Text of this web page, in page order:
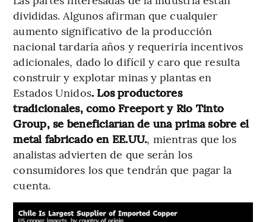
divididas. Algunos afirman que cualquier
aumento significativo de la producción
nacional tardaría años y requeriría incentivos
adicionales, dado lo difícil y caro que resulta
construir y explotar minas y plantas en
Estados Unidos. Los productores
tradicionales, como Freeport y Rio Tinto
Group, se beneficiarían de una prima sobre el
metal fabricado en EE.UU., mientras que los
analistas advierten de que serán los
consumidores los que tendrán que pagar la
cuenta.